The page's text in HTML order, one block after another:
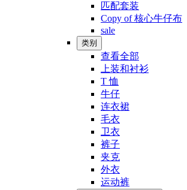
匹配套装
Copy of 核心牛仔布
sale
类别
查看全部
上装和衬衫
T 恤
牛仔
连衣裙
毛衣
卫衣
裤子
夹克
外衣
运动裤